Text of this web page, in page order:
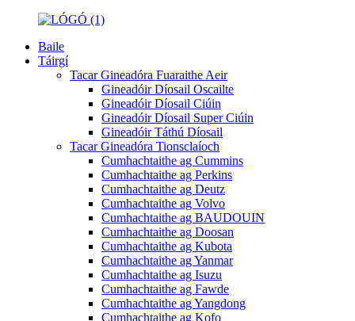
Baile
Táirgí
Tacar Gineadóra Fuaraithe Aeir
Gineadóir Díosail Oscailte
Gineadóir Díosail Ciúin
Gineadóir Díosail Super Ciúin
Gineadóir Táthú Díosail
Tacar Gineadóra Tionsclaíoch
Cumhachtaithe ag Cummins
Cumhachtaithe ag Perkins
Cumhachtaithe ag Deutz
Cumhachtaithe ag Volvo
Cumhachtaithe ag BAUDOUIN
Cumhachtaithe ag Doosan
Cumhachtaithe ag Kubota
Cumhachtaithe ag Yanmar
Cumhachtaithe ag Isuzu
Cumhachtaithe ag Fawde
Cumhachtaithe ag Yangdong
Cumhachtaithe ag Kofo